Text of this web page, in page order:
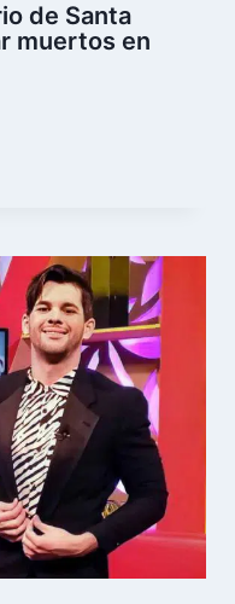
de Santa
muertos en